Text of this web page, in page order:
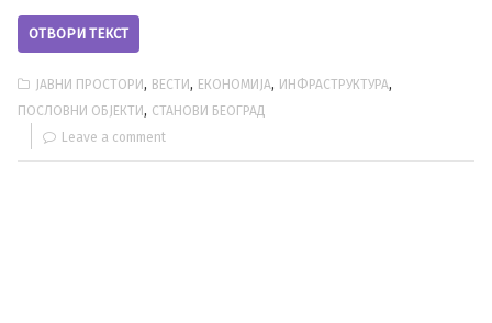
ОТВОРИ ТЕКСТ
ЈАВНИ ПРОСТОРИ, ВЕСТИ, ЕКОНОМИЈА, ИНФРАСТРУКТУРА,
ПОСЛОВНИ ОБЈЕКТИ, СТАНОВИ БЕОГРАД
Leave a comment